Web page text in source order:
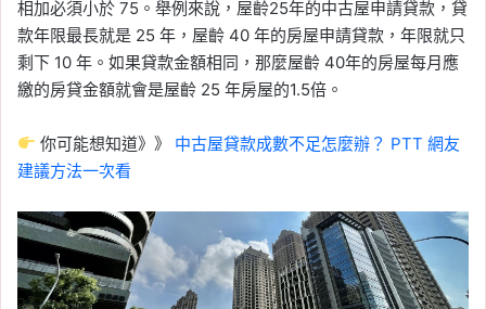
相加必須小於 75。舉例來說，屋齡25年的中古屋申請貸款，貸
款年限最長就是 25 年，屋齡 40 年的房屋申請貸款，年限就只
剩下 10 年。如果貸款金額相同，那麼屋齡 40年的房屋每月應
繳的房貸金額就會是屋齡 25 年房屋的1.5倍。
你可能想知道》》 中古屋貸款成數不足怎麼辦？ PTT 網友
建議方法一次看